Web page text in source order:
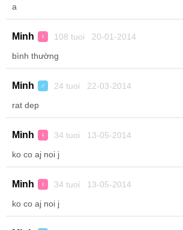
a
Minh ♀ 108 tuoi 20-01-2014
bình thường
Minh ♂ 24 tuoi 22-03-2014
rat dep
Minh ♀ 34 tuoi 13-05-2014
ko co aj noi j
Minh ♀ 34 tuoi 13-05-2014
ko co aj noi j